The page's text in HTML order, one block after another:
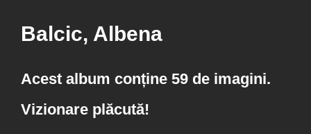
Balcic, Albena
Acest album conține 59 de imagini.
Vizionare plăcută!